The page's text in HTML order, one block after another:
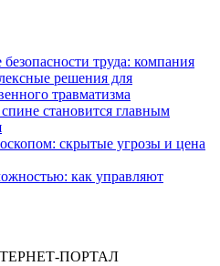
труда: компания
решения для
травматизма
становится главным
скрытые угрозы и цена
как управляют
ПОРТАЛ